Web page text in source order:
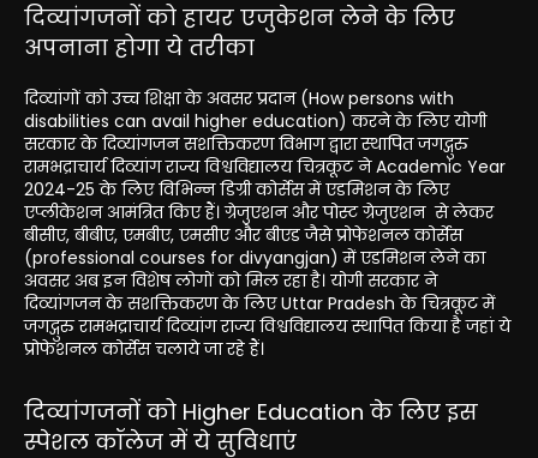
दिव्यांगजनों को हायर एजुकेशन लेने के लिए
अपनाना होगा ये तरीका
दिव्यांगों को उच्च शिक्षा के अवसर प्रदान (How persons with
disabilities can avail higher education) करने के लिए योगी
सरकार के दिव्यांगजन सशक्तिकरण विभाग द्वारा स्थापित जगद्गुरु
रामभद्राचार्य दिव्यांग राज्य विश्वविद्यालय चित्रकूट ने Academic Year
2024-25 के लिए विभिन्न डिग्री कोर्सेस में एडमिशन के लिए
एप्लीकेशन आमंत्रित किए हैं। ग्रेजुएशन और पोस्ट ग्रेजुएशन से लेकर
बीसीए, बीबीए, एमबीए, एमसीए और बीएड जैसे प्रोफेशनल कोर्सेस
(professional courses for divyangjan) में एडमिशन लेने का
अवसर अब इन विशेष लोगों को मिल रहा है। योगी सरकार ने
दिव्यांगजन के सशक्तिकरण के लिए Uttar Pradesh के चित्रकूट में
जगद्गुरु रामभद्राचार्य दिव्यांग राज्य विश्वविद्यालय स्थापित किया है जहां ये
प्रोफेशनल कोर्सेस चलाये जा रहे हैं।
दिव्यांगजनों को Higher Education के लिए इस
स्पेशल कॉलेज में ये सुविधाएं